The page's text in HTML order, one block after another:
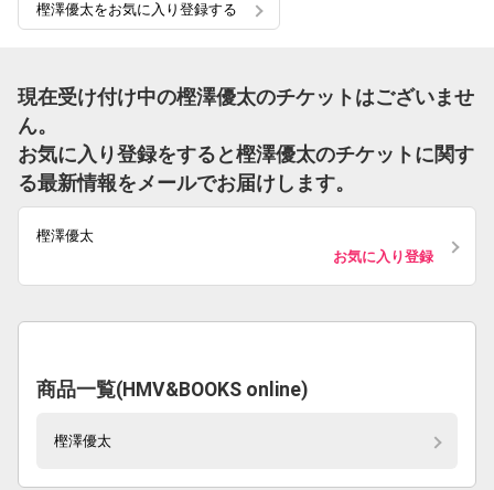
樫澤優太をお気に入り登録する
現在受け付け中の樫澤優太のチケットはございませ
ん。
お気に入り登録をすると樫澤優太のチケットに関す
る最新情報をメールでお届けします。
樫澤優太
お気に入り登録
商品一覧(HMV&BOOKS online)
樫澤優太